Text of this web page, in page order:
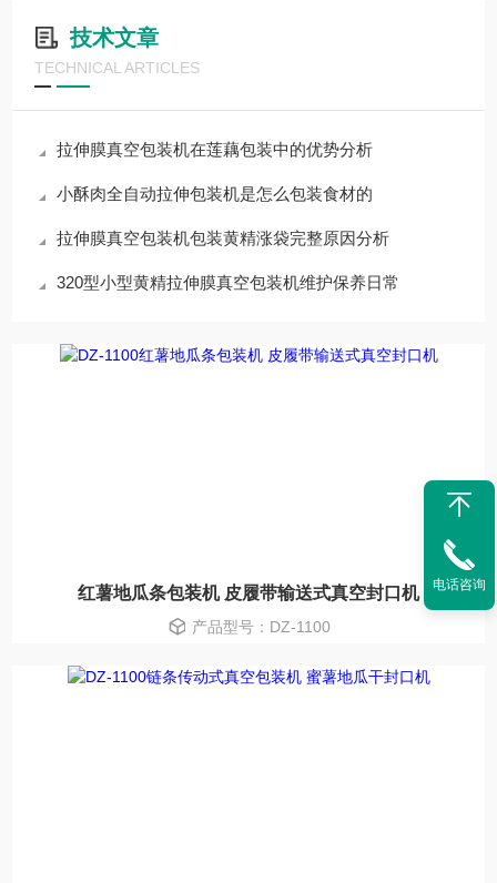
技术文章
TECHNICAL ARTICLES
拉伸膜真空包装机在莲藕包装中的优势分析
小酥肉全自动拉伸包装机是怎么包装食材的
拉伸膜真空包装机包装黄精涨袋完整原因分析
320型小型黄精拉伸膜真空包装机维护保养日常
红薯地瓜条包装机 皮履带输送式真空封口机
产品型号：DZ-1100
电话咨询